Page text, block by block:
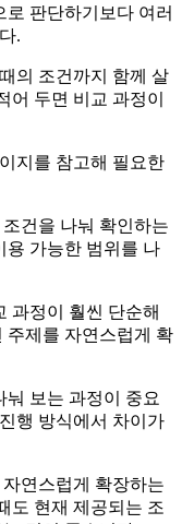
판단하기보다 여러
.
의 조건까지 함께 살
어 두면 비교 과정이
지를 참고해 필요한
건을 나눠 확인하는
용 가능한 범위를 나
과정이 훨씬 단순해
주제를 자연스럽게 확
눠 보는 과정이 중요
행 방식에서 차이가
연스럽게 확장하는
도 현재 제공되는 조